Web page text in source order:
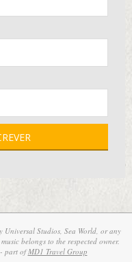
Studios, Sea World, or any
belongs to the respected owner.
part ofMD1 Travel Group